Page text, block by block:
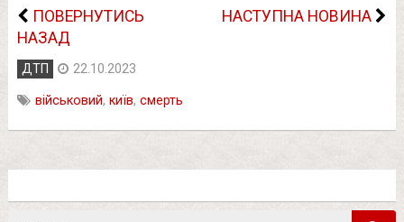
ПОВЕРНУТИСЬ
НАЗАД
НАСТУПНА НОВИНА
ДТП 22.10.2023
військовий, київ, смерть